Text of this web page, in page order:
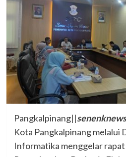
Pangkalpinang||
Kota Pangkalpinang melalui
Informatika menggelar